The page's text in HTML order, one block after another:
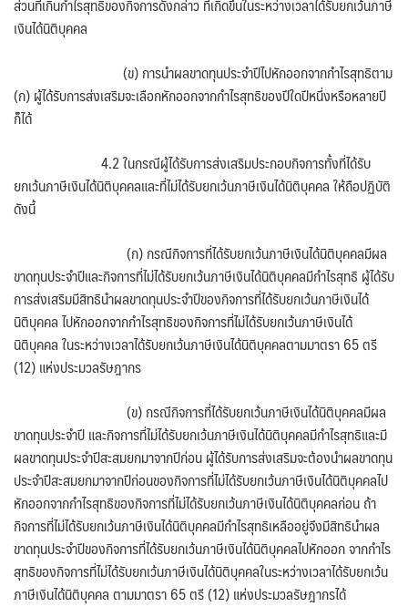
ส่วนที่เกินกำไรสุทธิของกิจการดังกล่าว ที่เกิดขึ้นในระหว่างเวลาได้รับยกเว้นภาษี
เงินได้นิติบุคคล
(ข) การนำผลขาดทุนประจำปีไปหักออกจากกำไรสุทธิตาม
(ก) ผู้ได้รับการส่งเสริมจะเลือกหักออกจากกำไรสุทธิของปีใดปีหนึ่งหรือหลายปี
ก็ได้
4.2 ในกรณีผู้ได้รับการส่งเสริมประกอบกิจการทั้งที่ได้รับ
ยกเว้นภาษีเงินได้นิติบุคคลและที่ไม่ได้รับยกเว้นภาษีเงินได้นิติบุคคล ให้ถือปฏิบัติ
ดังนี้
(ก) กรณีกิจการที่ได้รับยกเว้นภาษีเงินได้นิติบุคคลมีผล
ขาดทุนประจำปีและกิจการที่ไม่ได้รับยกเว้นภาษีเงินได้นิติบุคคลมีกำไรสุทธิ ผู้ได้รับ
การส่งเสริมมีสิทธินำผลขาดทุนประจำปีของกิจการที่ได้รับยกเว้นภาษีเงินได้
นิติบุคคล ไปหักออกจากกำไรสุทธิของกิจการที่ไม่ได้รับยกเว้นภาษีเงินได้
นิติบุคคล ในระหว่างเวลาได้รับยกเว้นภาษีเงินได้นิติบุคคลตามมาตรา 65 ตรี
(12) แห่งประมวลรัษฎากร
(ข) กรณีกิจการที่ได้รับยกเว้นภาษีเงินได้นิติบุคคลมีผล
ขาดทุนประจำปี และกิจการที่ไม่ได้รับยกเว้นภาษีเงินได้นิติบุคคลมีกำไรสุทธิและมี
ผลขาดทุนประจำปีสะสมยกมาจากปีก่อน ผู้ได้รับการส่งเสริมจะต้องนำผลขาดทุน
ประจำปีสะสมยกมาจากปีก่อนของกิจการที่ไม่ได้รับยกเว้นภาษีเงินได้นิติบุคคลไป
หักออกจากกำไรสุทธิของกิจการที่ไม่ได้รับยกเว้นภาษีเงินได้นิติบุคคลก่อน ถ้า
กิจการที่ไม่ได้รับยกเว้นภาษีเงินได้นิติบุคคลมีกำไรสุทธิเหลืออยู่จึงมีสิทธินำผล
ขาดทุนประจำปีของกิจการที่ได้รับยกเว้นภาษีเงินได้นิติบุคคลไปหักออก จากกำไร
สุทธิของกิจการที่ไม่ได้รับยกเว้นภาษีเงินได้นิติบุคคลในระหว่างเวลาได้รับยกเว้น
ภาษีเงินได้นิติบุคคล ตามมาตรา 65 ตรี (12) แห่งประมวลรัษฎากรได้